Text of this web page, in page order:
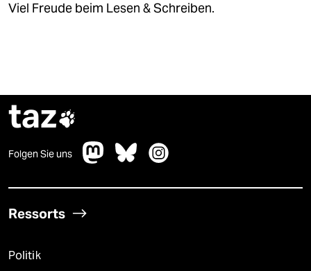
Viel Freude beim Lesen & Schreiben.
taz
Folgen Sie uns
Ressorts
Politik